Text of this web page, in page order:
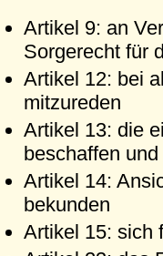
Artikel 9: an
Sorgerecht für
Artikel 12: bei
mitzureden
Artikel 13: die
beschaffen
Artikel 14:
bekunden
Artikel 15: sich